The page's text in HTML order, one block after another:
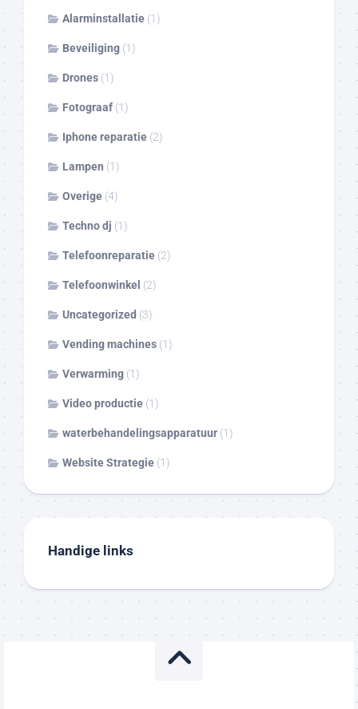
Alarminstallatie (1)
Beveiliging (1)
Drones (1)
Fotograaf (1)
Iphone reparatie (2)
Lampen (1)
Overige (4)
Techno dj (1)
Telefoonreparatie (2)
Telefoonwinkel (2)
Uncategorized (3)
Vending machines (1)
Verwarming (1)
Video productie (1)
waterbehandelingsapparatuur (1)
Website Strategie (1)
Handige links